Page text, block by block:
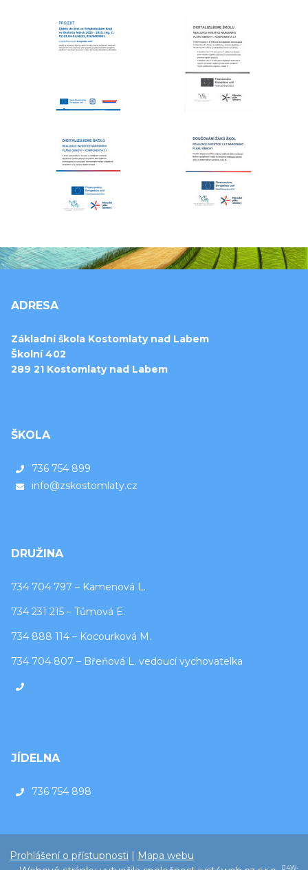
ADRESA
Základní škola Kostomlaty nad Labem
Školní 402
289 21 Kostomlaty nad Labem
ŠKOLA
736 754 899
info@zskostomlaty.cz
DRUŽINA
734 704 797 – Kamenová L.
734 231 215 – Tůmová E.
734 888 114 – Kocourková M.
734 704 807 – Břeňová L. vedoucí vychovatelka
JÍDELNA
736 754 898
Prohlášení o přístupnosti | Mapa webu
(J4W-